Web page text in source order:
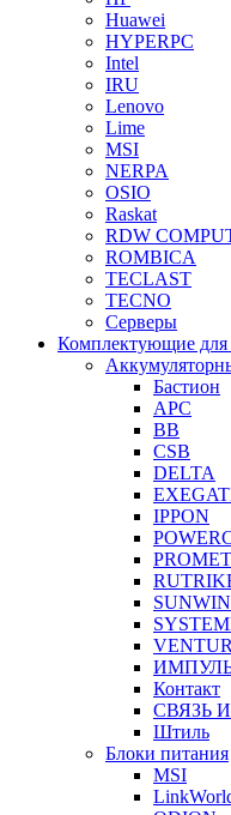
Huawei
HYPERPC
Intel
IRU
Lenovo
Lime
MSI
NERPA
OSIO
Raskat
RDW
ROMBICA
TECLAST
TECNO
Серверы
Комплектующие для
Бастион
APC
BB
CSB
DELTA
IPPON
Контакт
СВЯЗЬ
Штиль
Блоки питания
MSI